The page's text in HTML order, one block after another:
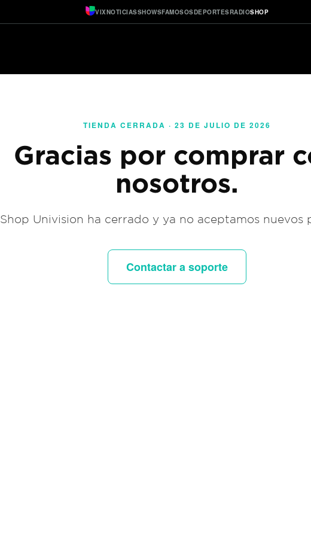
VIXNOTICIASSHOWSFAMOSOSDEPORTESRADIOSHOP
TIENDA CERRADA · 23 DE JULIO DE 2026
Gracias por comprar
nosotros.
Shop Univision ha cerrado y ya no aceptamos nuevos
Contactar a soporte